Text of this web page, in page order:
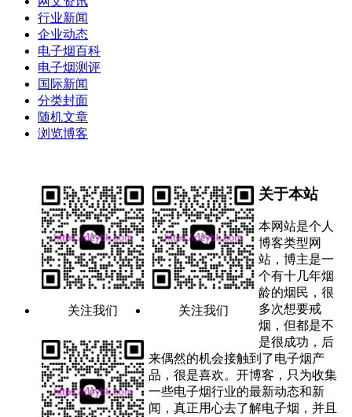
行业新闻
企业动态
电子烟百科
电子烟测评
国际新闻
分类封面
随机文章
浏览博客
关注我们 关注我们
关于本站
本网站是个人
博客类型网
站，博主是一
个有十几年烟
龄的烟民，很
多次想要戒
烟，但都是不
是很成功，后
来偶然的机会接触到了电子烟产
品，很是喜欢。开博客，只为收集
一些电子烟行业的最新动态和新
闻，真正用心去了解电子烟，并且